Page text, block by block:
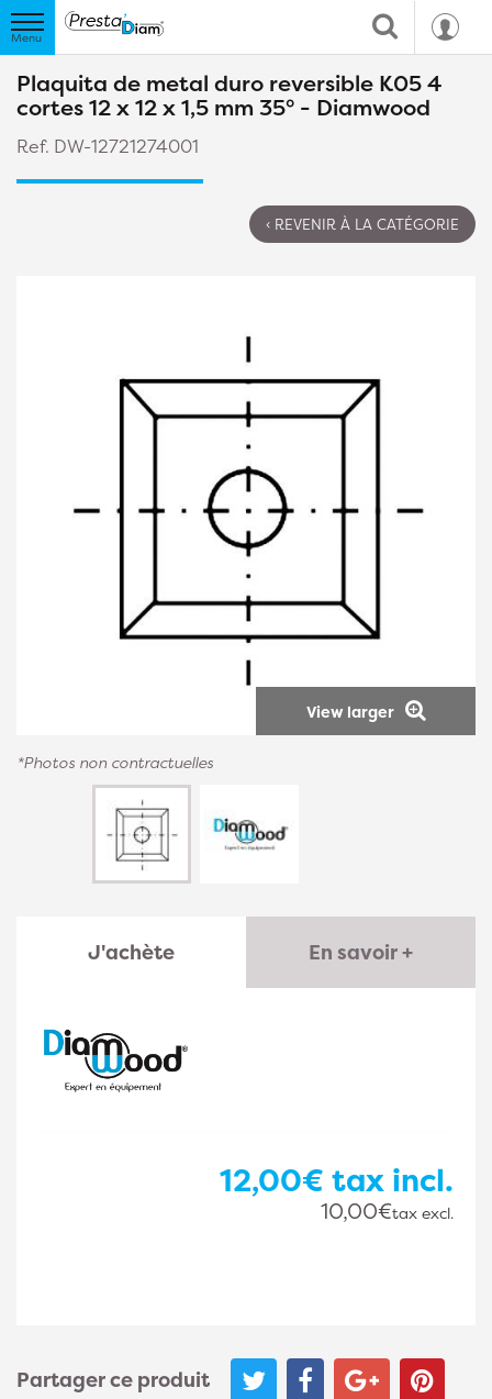
Plaquita de metal duro reversible K05 4
cortes 12 x 12 x 1,5 mm 35° - Diamwood
Ref. DW-12721274001
‹ REVENIR À LA CATÉGORIE
View larger
*Photos non contractuelles
J'achète En savoir +
12,00€ tax incl.
10,00€tax excl.
Partager ce produit